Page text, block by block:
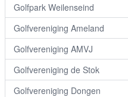
Golfpark Weilenseind
Golfvereniging Ameland
Golfvereniging AMVJ
Golfvereniging de Stok
Golfvereniging Dongen